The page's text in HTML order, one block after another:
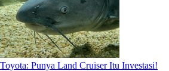
Toyota: Punya Land Cruiser Itu Investasi!